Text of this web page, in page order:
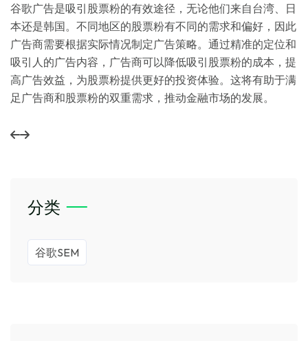
谷歌广告是吸引股票粉的有效途径，无论他们来自台湾、日
本还是韩国。不同地区的股票粉有不同的需求和偏好，因此
广告商需要根据实际情况制定广告策略。通过精准的定位和
吸引人的广告内容，广告商可以降低吸引股票粉的成本，提
高广告效益，为股票粉提供更好的投资体验。这将有助于满
足广告商和股票粉的双重需求，推动金融市场的发展。
分类
谷歌SEM